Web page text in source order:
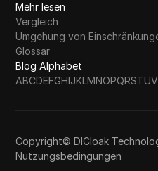
Mehr lesen
Vergleich
Umgehung von
Glossar
Blog Alphabet
ABCDEFGHIJKLMNOPQRSTUV
Copyright© DICloak
Nutzungsbedingungen